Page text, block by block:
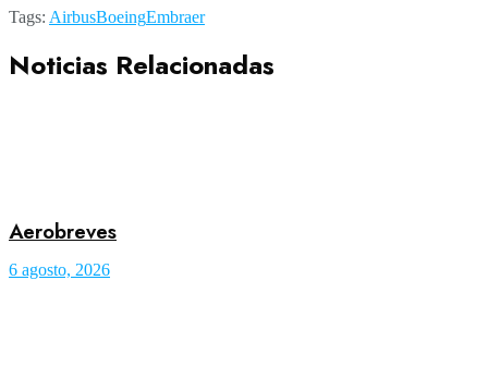
Tags: AirbusBoeingEmbraer
Noticias Relacionadas
Aerobreves
6 agosto, 2026